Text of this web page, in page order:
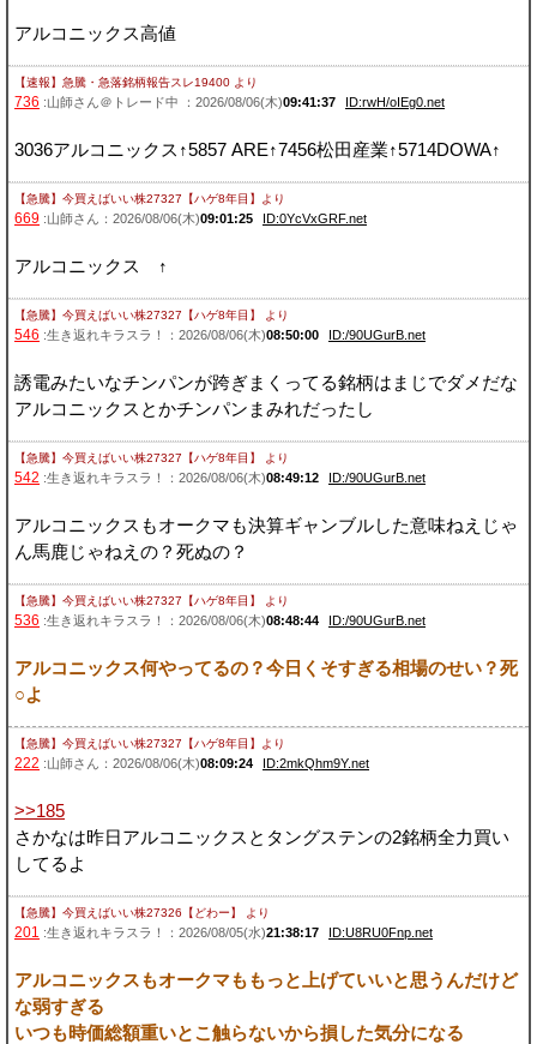
アルコニックス高値
【速報】急騰・急落銘柄報告スレ19400 より
736 :山師さん＠トレード中 ：2026/08/06(木)09:41:37 ID:rwH/oIEg0.net
3036アルコニックス↑5857 ARE↑7456松田産業↑5714DOWA↑
【急騰】今買えばいい株27327【ハゲ8年目】 より
669 :山師さん：2026/08/06(木)09:01:25 ID:0YcVxGRF.net
アルコニックス ↑
【急騰】今買えばいい株27327【ハゲ8年目】 より
546 :生き返れキラスラ！：2026/08/06(木)08:50:00 ID:/90UGurB.net
誘電みたいなチンパンが跨ぎまくってる銘柄はまじでダメだな
アルコニックスとかチンパンまみれだったし
【急騰】今買えばいい株27327【ハゲ8年目】 より
542 :生き返れキラスラ！：2026/08/06(木)08:49:12 ID:/90UGurB.net
アルコニックスもオークマも決算ギャンブルした意味ねえじゃ
ん馬鹿じゃねえの？死ぬの？
【急騰】今買えばいい株27327【ハゲ8年目】 より
536 :生き返れキラスラ！：2026/08/06(木)08:48:44 ID:/90UGurB.net
アルコニックス何やってるの？今日くそすぎる相場のせい？死
○よ
【急騰】今買えばいい株27327【ハゲ8年目】 より
222 :山師さん：2026/08/06(木)08:09:24 ID:2mkQhm9Y.net
>>185
さかなは昨日アルコニックスとタングステンの2銘柄全力買い
してるよ
【急騰】今買えばいい株27326【どわー】 より
201 :生き返れキラスラ！：2026/08/05(水)21:38:17 ID:U8RU0Fnp.net
アルコニックスもオークマももっと上げていいと思うんだけど
な弱すぎる
いつも時価総額重いとこ触らないから損した気分になる